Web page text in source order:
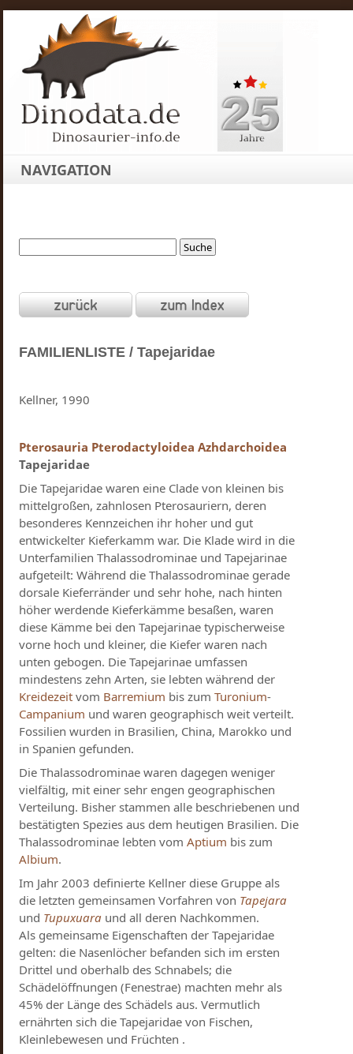
NAVIGATION
FAMILIENLISTE / Tapejaridae
Kellner, 1990
Pterosauria Pterodactyloidea Azhdarchoidea
Tapejaridae
Die Tapejaridae waren eine Clade von kleinen bis
mittelgroßen, zahnlosen Pterosauriern, deren
besonderes Kennzeichen ihr hoher und gut
entwickelter Kieferkamm war. Die Klade wird in die
Unterfamilien Thalassodrominae und Tapejarinae
aufgeteilt: Während die Thalassodrominae gerade
dorsale Kieferränder und sehr hohe, nach hinten
höher werdende Kieferkämme besaßen, waren
diese Kämme bei den Tapejarinae typischerweise
vorne hoch und kleiner, die Kiefer waren nach
unten gebogen. Die Tapejarinae umfassen
mindestens zehn Arten, sie lebten während der
Kreidezeit vom Barremium bis zumTuronium-
Campanium und waren geographisch weit verteilt.
Fossilien wurden in Brasilien, China, Marokko und
in Spanien gefunden.
Die Thalassodrominae waren dagegen weniger
vielfältig, mit einer sehr engen geographischen
Verteilung. Bisher stammen alle beschriebenen und
bestätigten Spezies aus dem heutigen Brasilien. Die
Thalassodrominae lebten vomAptium bis zum
Albium.
Im Jahr 2003 definierte Kellner diese Gruppe als
die letzten gemeinsamen Vorfahren von Tapejara
und Tupuxuara und all deren Nachkommen.
Als gemeinsame Eigenschaften der Tapejaridae
gelten: die Nasenlöcher befanden sich im ersten
Drittel und oberhalb des Schnabels; die
Schädelöffnungen (Fenestrae) machten mehr als
45% der Länge des Schädels aus. Vermutlich
ernährten sich die Tapejaridae von Fischen,
Kleinlebewesen und Früchten .